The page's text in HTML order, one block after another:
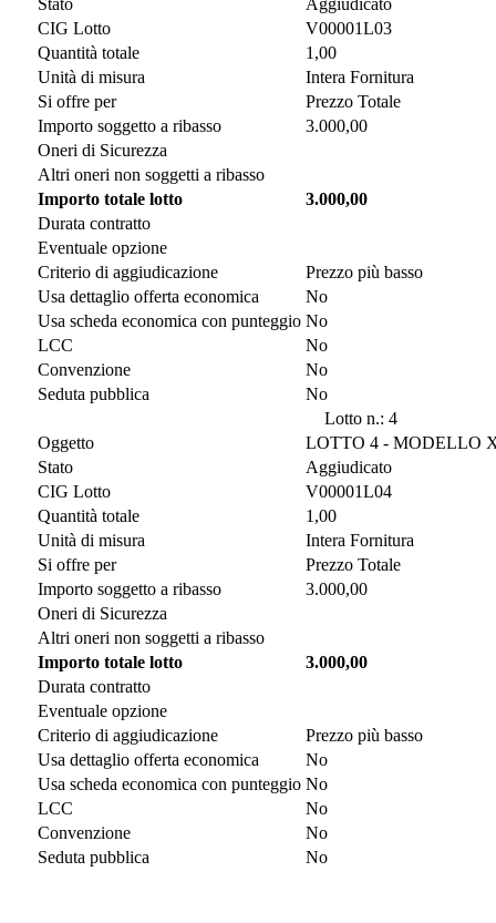
Stato
Aggiudicato
CIG Lotto
V00001L03
Quantità totale
1,00
Unità di misura
Intera Fornitura
Si offre per
Prezzo Totale
Importo soggetto a ribasso
3.000,00
Oneri di Sicurezza
Altri oneri non soggetti a ribasso
Importo totale lotto
3.000,00
Durata contratto
Eventuale opzione
Criterio di aggiudicazione
Prezzo più basso
Usa dettaglio offerta economica
No
Usa scheda economica con punteggio No
LCC
No
Convenzione
No
Seduta pubblica
No
Lotto n.: 4
Oggetto
LOTTO 4 - MODELLO
Stato
Aggiudicato
CIG Lotto
V00001L04
Quantità totale
1,00
Unità di misura
Intera Fornitura
Si offre per
Prezzo Totale
Importo soggetto a ribasso
3.000,00
Oneri di Sicurezza
Altri oneri non soggetti a ribasso
Importo totale lotto
3.000,00
Durata contratto
Eventuale opzione
Criterio di aggiudicazione
Prezzo più basso
Usa dettaglio offerta economica
No
Usa scheda economica con punteggio No
LCC
No
Convenzione
No
Seduta pubblica
No